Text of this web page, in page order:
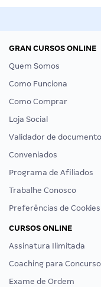
GRAN CURSOS ONLINE
Quem Somos
Como Funciona
Como Comprar
Loja Social
Validador de
Conveniados
Programa de Afiliados
Trabalhe Conosco
Preferências de Cookies
CURSOS ONLINE
Assinatura Ilimitada
Coaching para
Exame de Ordem